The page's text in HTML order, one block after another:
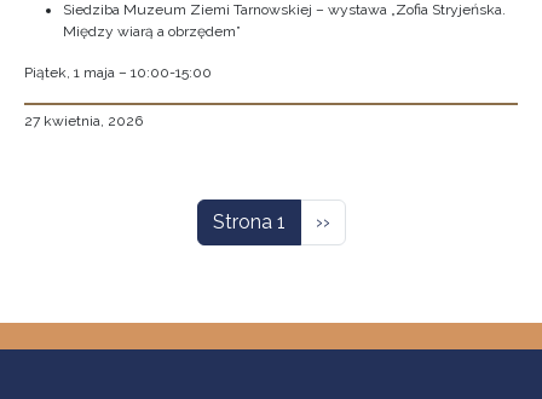
Siedziba Muzeum Ziemi Tarnowskiej – wystawa „Zofia Stryjeńska.
Między wiarą a obrzędem”
Piątek, 1 maja – 10:00-15:00
27 kwietnia, 2026
Strona 1 Następna strona
››